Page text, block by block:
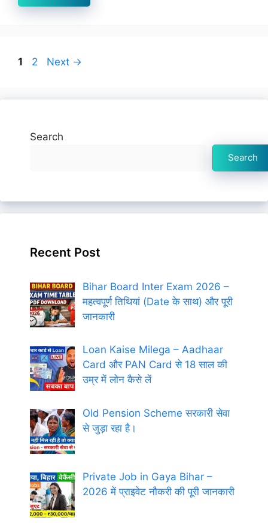
Page
1 Page
2 Next →
Search
Search
Recent Post
Bihar Board Inter Exam 2026 –
महत्वपूर्ण तिथियां (Date के साथ) और पूरी
जानकारी
Loan Kaise Milega – Aadhaar
Card और PAN Card से 18 साल की
उम्र में लोन कैसे लें
Old Pension Scheme सरकारी सेवा
से जुड़ा रहा है।
Private Job in Gaya Bihar –
2026 में प्राइवेट नौकरी की पूरी जानकारी